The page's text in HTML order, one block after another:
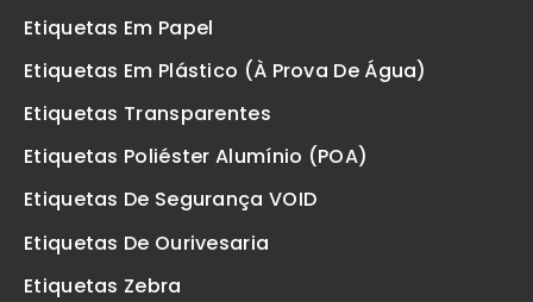
Etiquetas Em Papel
Etiquetas Em Plástico (à Prova De Água)
Etiquetas Transparentes
Etiquetas Poliéster Alumínio (POA)
Etiquetas De Segurança VOID
Etiquetas De Ourivesaria
Etiquetas Zebra